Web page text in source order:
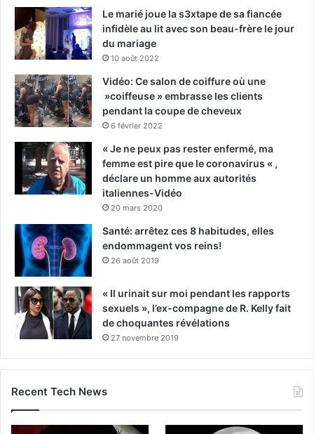
Le marié joue la s3xtape de sa fiancée
infidèle au lit avec son beau-frère le jour
du mariage
10 août 2022
Vidéo: Ce salon de coiffure où une
»coiffeuse » embrasse les clients
pendant la coupe de cheveux
6 février 2022
« Je ne peux pas rester enfermé, ma
femme est pire que le coronavirus « ,
déclare un homme aux autorités
italiennes-Vidéo
20 mars 2020
Santé: arrêtez ces 8 habitudes, elles
endommagent vos reins!
26 août 2019
« Il urinait sur moi pendant les rapports
sexuels », l’ex-compagne de R. Kelly fait
de choquantes révélations
27 novembre 2019
Recent Tech News